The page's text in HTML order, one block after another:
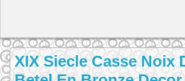
XIX Siecle Casse Noix